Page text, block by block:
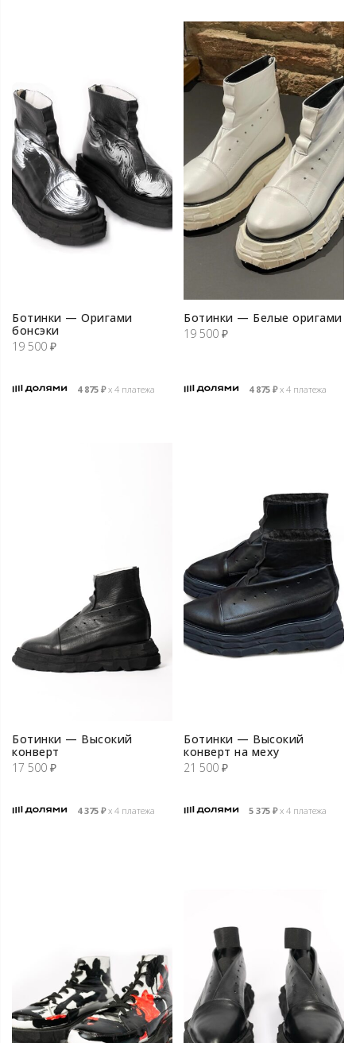
Ботинки — Оригами
бонсэки
19 500 ₽
4 875 ₽х 4 платежа
Ботинки — Белые оригами
19 500 ₽
4 875 ₽х 4 платежа
Ботинки — Высокий
конверт
17 500 ₽
4 375 ₽х 4 платежа
Ботинки — Высокий
конверт на меху
21 500 ₽
5 375 ₽х 4 платежа